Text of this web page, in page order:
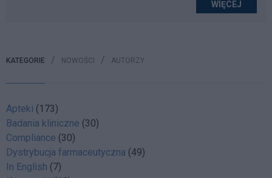
WIĘCEJ
KATEGORIE NOWOŚCI AUTORZY
Apteki (173)
Badania kliniczne (30)
Compliance (30)
Dystrybucja farmaceutyczna (49)
In English (7)